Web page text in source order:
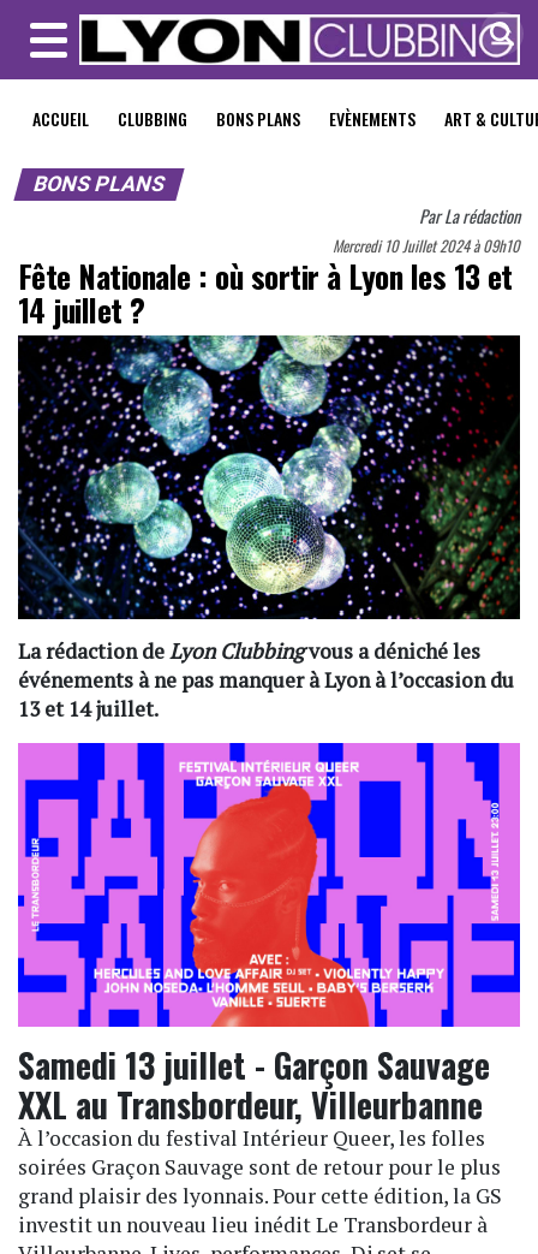
MENU
ACCUEIL CLUBBING BONS PLANS EVÈNEMENTS ART &
BONS PLANS
ParLa rédaction
Mercredi 10 Juillet 2024 à 09h10
Fête Nationale : où sortir à Lyon les 13 et
14 juillet ?
La rédaction deLyon Clubbingvous a déniché les
événements à ne pas manquer à Lyon à l’occasion du
13 et 14 juillet.
Samedi 13 juillet - Garçon Sauvage
XXL au Transbordeur, Villeurbanne
À l’occasion du festival Intérieur Queer, les folles
soirées Graçon Sauvage sont de retour pour le plus
grand plaisir des lyonnais. Pour cette édition, la GS
investit un nouveau lieu inédit Le Transbordeur à